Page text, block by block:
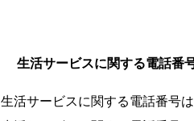
生活サービスに関する電話番
生活サービスに関する電話番号